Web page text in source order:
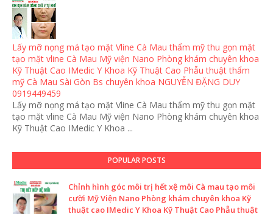
Lấy mỡ nọng má tạo mặt Vline Cà Mau thẩm mỹ thu gọn mặt
tạo mặt vline Cà Mau Mỹ viện Nano Phòng khám chuyên khoa
Kỹ Thuật Cao IMedic Y Khoa Kỹ Thuật Cao Phẫu thuật thẩm
mỹ Cà Mau Sài Gòn Bs chuyên khoa NGUYỄN ĐẶNG DUY
0919449459
Lấy mỡ nọng má tạo mặt Vline Cà Mau thẩm mỹ thu gọn mặt
tạo mặt vline Cà Mau Mỹ viện Nano Phòng khám chuyên khoa
Kỹ Thuật Cao IMedic Y Khoa ...
POPULAR POSTS
Chỉnh hình góc môi trị hết xệ môi Cà mau tạo môi
cười Mỹ Viện Nano Phòng khám chuyên khoa Kỹ
thuật cao IMedic Y Khoa Kỹ Thuật Cao Phẫu thuật